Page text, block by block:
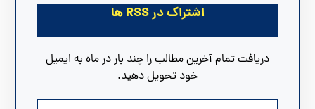
اشتراک در RSS ها
دریافت تمام آخرین مطالب را چند بار در ماه به ایمیل
خود تحویل دهید.